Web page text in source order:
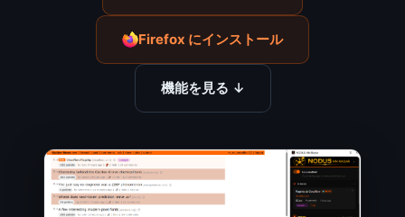
Firefox にインストール
機能を見る ↓